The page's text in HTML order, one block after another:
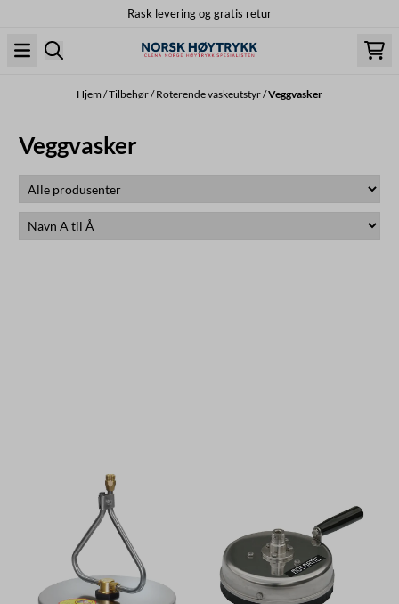
Rask levering og gratis retur
Hjem /Tilbehør/Roterende vaskeutstyr/Veggvasker
Veggvasker